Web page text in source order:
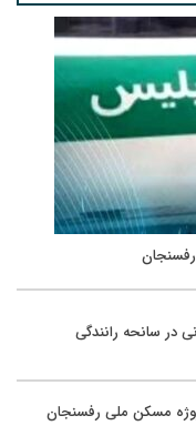
مسکن ملی رفسنجان